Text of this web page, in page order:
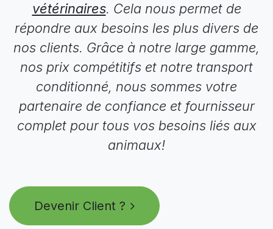
vétérinaires. Cela nous permet de
répondre aux besoins les plus divers de
nos clients. Grâce à notre large gamme,
nos prix compétitifs et notre transport
conditionné, nous sommes votre
partenaire de confiance et fournisseur
complet pour tous vos besoins liés aux
animaux!
Devenir Client ?